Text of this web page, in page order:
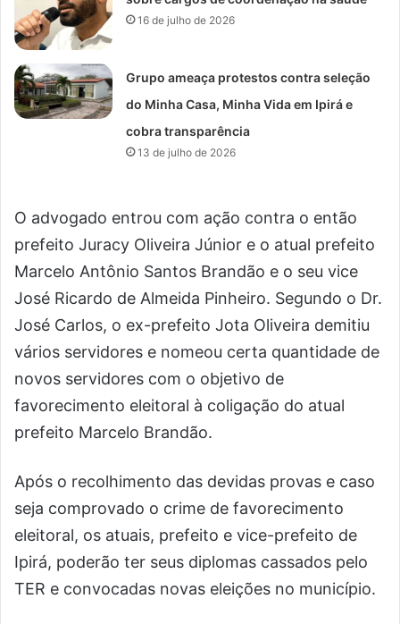
16 de julho de 2026
Grupo ameaça protestos contra seleção
do Minha Casa, Minha Vida em Ipirá e
cobra transparência
13 de julho de 2026
O advogado entrou com ação contra o então
prefeito Juracy Oliveira Júnior e o atual prefeito
Marcelo Antônio Santos Brandão e o seu vice
José Ricardo de Almeida Pinheiro. Segundo o Dr.
José Carlos, o ex-prefeito Jota Oliveira demitiu
vários servidores e nomeou certa quantidade de
novos servidores com o objetivo de
favorecimento eleitoral à coligação do atual
prefeito Marcelo Brandão.
Após o recolhimento das devidas provas e caso
seja comprovado o crime de favorecimento
eleitoral, os atuais, prefeito e vice-prefeito de
Ipirá, poderão ter seus diplomas cassados pelo
TER e convocadas novas eleições no município.